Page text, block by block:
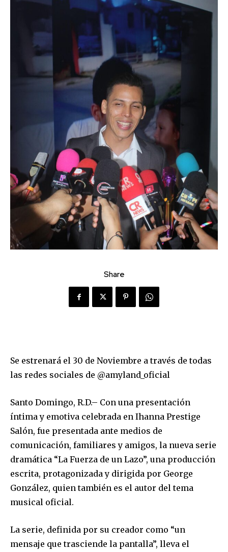
Share
Se estrenará el 30 de Noviembre a través de todas
las redes sociales de @amyland_oficial
Santo Domingo, R.D.– Con una presentación
íntima y emotiva celebrada en Ihanna Prestige
Salón, fue presentada ante medios de
comunicación, familiares y amigos, la nueva serie
dramática “La Fuerza de un Lazo”, una producción
escrita, protagonizada y dirigida por George
González, quien también es el autor del tema
musical oficial.
La serie, definida por su creador como “un
mensaje que trasciende la pantalla”, lleva el